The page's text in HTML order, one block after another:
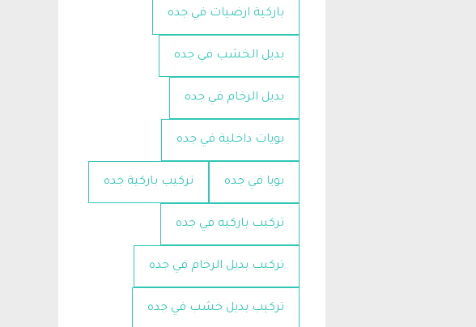
باركية ارضيات في جده
بديل الخشب في جده
بديل الرخام في جده
بويات داخلية في جده
بويا في جده تركيب باركية جده
تركيب باركيه في جده
تركيب بديل الرخام في جده
تركيب بديل خشب في جده